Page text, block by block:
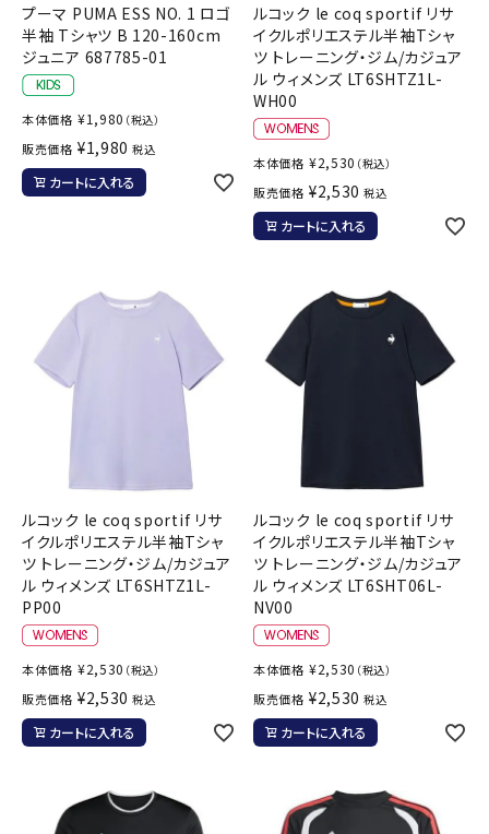
プーマ PUMA ESS NO. 1 ロゴ
半袖 Tシャツ B 120-160cm
ジュニア 687785-01
本体価格 ¥1,980 （税込）
販売価格 ¥1,980 税込
カートに入れる
ルコック le coq sportif リサ
イクルポリエステル半袖Tシャ
ツ トレーニング・ジム/カジュア
ル ウィメンズ LT6SHTZ1L-
WH00
本体価格 ¥2,530 （税込）
販売価格 ¥2,530 税込
カートに入れる
ルコック le coq sportif リサ
イクルポリエステル半袖Tシャ
ツ トレーニング・ジム/カジュア
ル ウィメンズ LT6SHTZ1L-
PP00
本体価格 ¥2,530 （税込）
販売価格 ¥2,530 税込
カートに入れる
ルコック le coq sportif リサ
イクルポリエステル半袖Tシャ
ツ トレーニング・ジム/カジュア
ル ウィメンズ LT6SHT06L-
NV00
本体価格 ¥2,530 （税込）
販売価格 ¥2,530 税込
カートに入れる